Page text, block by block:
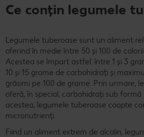
Ce conțin legumele
Legumele tuberoase sunt un aliment
oferind în medie între 50 și 100 de
Acestea se împart astfel: între 1 și 3
10 și 15 grame de carbohidrați și
grăsimi pe 100 de grame. Prin urmare,
oferă, în special, carbohidrați sub
acestea, legumele tuberoase coapte
micronutrienți.
Fiind un aliment extrem de alcalin,